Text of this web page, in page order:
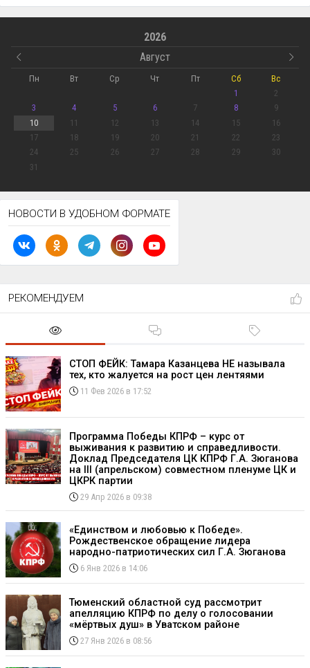
2026
Август
Пн Вт Ср Чт Пт Сб
Вс
1
2
3
4 5 6 7 8
9
10
11 12 13 14 15
16
17
18 19 20 21 22
23
24
25 26 27 28 29
30
31
НОВОСТИ В УДОБНОМ ФОРМАТЕ
РЕКОМЕНДУЕМ
СТОП ФЕЙК: Тамара Казанцева НЕ называла
тех, кто жалуется на рост цен лентяями
11 Фев 2026 в 17:52
Программа Победы КПРФ – курс от
выживания к развитию и справедливости.
Доклад Председателя ЦК КПРФ Г.А. Зюганова
на III (апрельском) совместном пленуме ЦК и
ЦКРК партии
29 Апр 2026 в 09:38
«Единством и любовью к Победе».
Рождественское обращение лидера
народно-патриотических сил Г.А. Зюганова
6 Янв 2026 в 14:06
Тюменский областной суд рассмотрит
апелляцию КПРФ по делу о голосовании
«мёртвых душ» в Уватском районе
27 Янв 2026 в 08:56